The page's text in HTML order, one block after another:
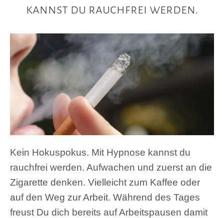
kannst du rauchfrei werden.
Kein Hokuspokus. Mit Hypnose kannst du
rauchfrei werden. Aufwachen und zuerst an die
Zigarette denken. Vielleicht zum Kaffee oder
auf den Weg zur Arbeit. Während des Tages
freust Du dich bereits auf Arbeitspausen damit